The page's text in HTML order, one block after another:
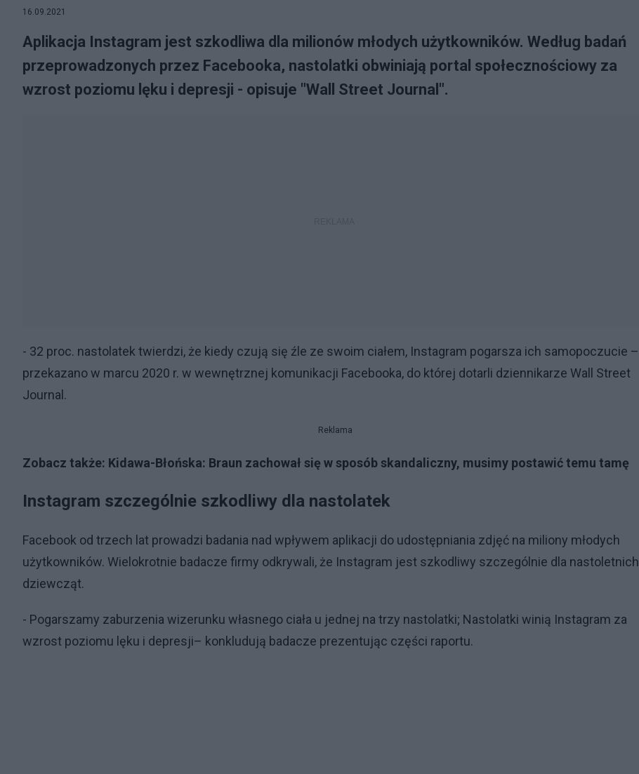
16.09.2021
Aplikacja Instagram jest szkodliwa dla milionów młodych użytkowników. Według badań
przeprowadzonych przez Facebooka, nastolatki obwiniają portal społecznościowy za
wzrost poziomu lęku i depresji - opisuje "Wall Street Journal".
- 32 proc. nastolatek twierdzi, że kiedy czują się źle ze swoim ciałem, Instagram pogarsza ich samopoczucie –
przekazano w marcu 2020 r. w wewnętrznej komunikacji Facebooka, do której dotarli dziennikarze Wall Street
Journal.
Reklama
Zobacz także: Kidawa-Błońska: Braun zachował się w sposób skandaliczny, musimy postawić temu tamę
Instagram szczególnie szkodliwy dla nastolatek
Facebook od trzech lat prowadzi badania nad wpływem aplikacji do udostępniania zdjęć na miliony młodych
użytkowników. Wielokrotnie badacze firmy odkrywali, że Instagram jest szkodliwy szczególnie dla nastoletnich
dziewcząt.
- Pogarszamy zaburzenia wizerunku własnego ciała u jednej na trzy nastolatki; Nastolatki winią Instagram za
wzrost poziomu lęku i depresji– konkludują badacze prezentując części raportu.